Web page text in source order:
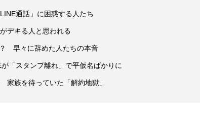
通話」に困惑する人たち
デキる人と思われる
早々に辞めた人たちの本音
「スタンプ離れ」で平仮名ばかりに
族を待っていた「解約地獄」